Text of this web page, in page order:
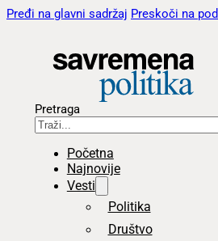
Pređi na glavni sadržaj Preskoči na
Pretraga
Početna
Najnovije
Vesti
Politika
Društvo